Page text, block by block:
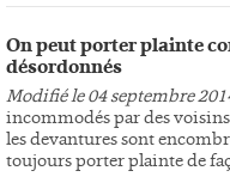
On peut porter plainte
désordonnés
Modifié le 04 septembre
incommodés par des
les devantures sont
toujours porter plainte de